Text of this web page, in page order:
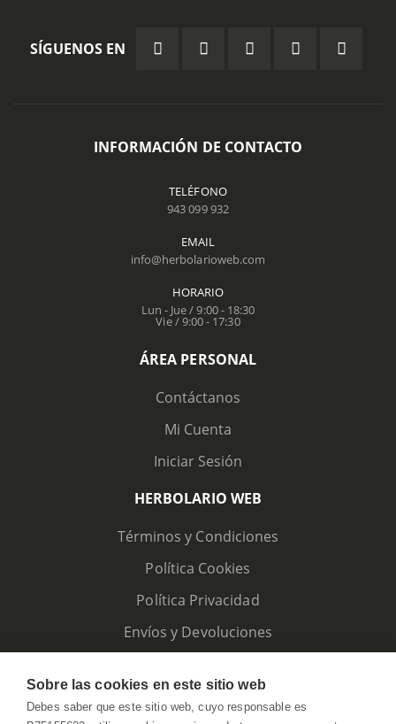
SÍGUENOS EN
INFORMACIÓN DE CONTACTO
TELÉFONO
943 099 932
EMAIL
info@herbolarioweb.com
HORARIO
Lun - Jue / 9:00 - 18:30
Vie / 9:00 - 17:30
ÁREA PERSONAL
Contáctanos
Mi Cuenta
Iniciar Sesión
HERBOLARIO WEB
Términos y Condiciones
Política Cookies
Política Privacidad
Envíos y Devoluciones
Sobre las cookies en este sitio web
Debes saber que este sitio web, cuyo responsable es